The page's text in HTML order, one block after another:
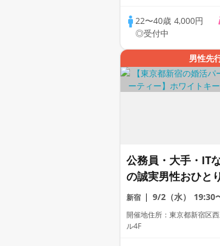
22〜40歳 4,000円
◎受付中
男性先
公務員・大手・IT
の誠実男性おひと
年代｜落ち着いた
レミアムBAR個室
ル/WhiteKey AI
新宿 9/2（水） 19:30
開催地住所：東京都新宿区
ル4F